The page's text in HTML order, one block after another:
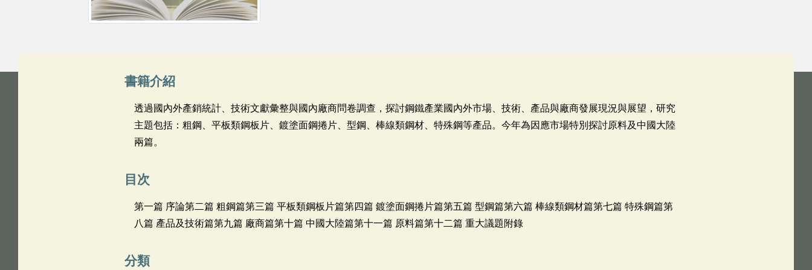
書籍介紹
透過國內外產銷統計、技術文獻彙整與國內廠商問卷調查，探討鋼鐵產業國內外市場、技術、產品與廠商發展現況與展望，研究
主題包括：粗鋼、平板類鋼板片、鍍塗面鋼捲片、型鋼、棒線類鋼材、特殊鋼等產品。今年為因應市場特別探討原料及中國大陸
兩篇。
目次
第一篇 序論第二篇 粗鋼篇第三篇 平板類鋼板片篇第四篇 鍍塗面鋼捲片篇第五篇 型鋼篇第六篇 棒線類鋼材篇第七篇 特殊鋼篇第
八篇 產品及技術篇第九篇 廠商篇第十篇 中國大陸篇第十一篇 原料篇第十二篇 重大議題附錄
分類